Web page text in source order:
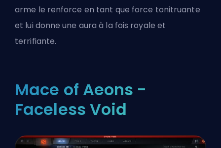
arme le renforce en tant que force tonitruante
et lui donne une aura à la fois royale et
terrifiante.
Mace of Aeons -
Faceless Void